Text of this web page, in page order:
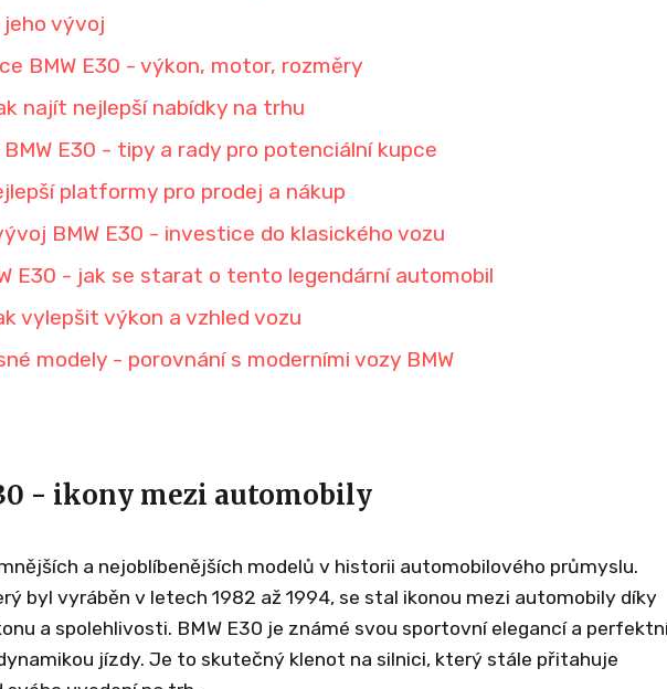
jeho vývoj
BMW E30 - výkon, motor, rozměry
najít nejlepší nabídky na trhu
E30 - tipy a rady pro potenciální kupce
platformy pro prodej a nákup
BMW E30 - investice do klasického vozu
E30 - jak se starat o tento legendární automobil
vylepšit výkon a vzhled vozu
modely - porovnání s moderními vozy BMW
- ikony mezi automobily
a nejoblíbenějších modelů v historii automobilového průmyslu.
byl vyráběn v letech 1982 až 1994, se stal ikonou mezi automobily díky
a spolehlivosti. BMW E30 je známé svou sportovní elegancí a
jízdy. Je to skutečný klenot na silnici, který stále přitahuje